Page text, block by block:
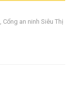
, Cổng an ninh Siêu Thị